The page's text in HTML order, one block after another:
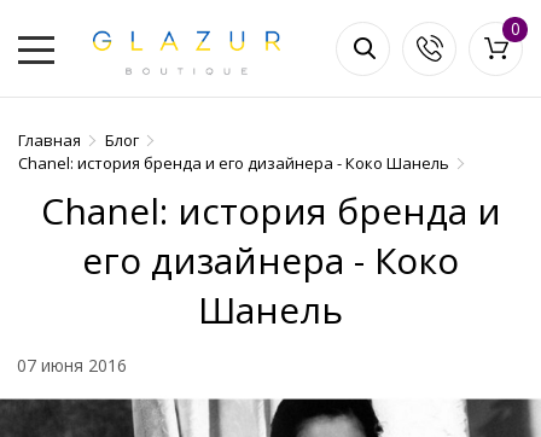
0
Главная
Блог
Chanel: история бренда и его дизайнера - Коко Шанель
Chanel: история бренда и
его дизайнера - Коко
Шанель
07 июня 2016